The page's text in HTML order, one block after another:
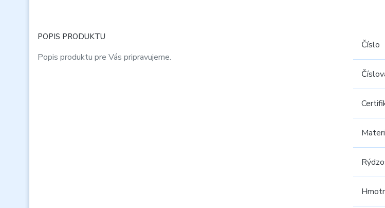
POPIS PRODUKTU
Popis produktu pre Vás pripravujeme.
Číslo